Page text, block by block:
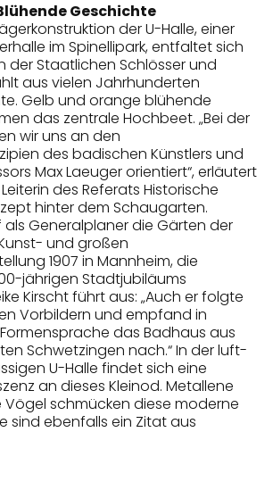
Geschichte
der U-Halle, einer
im Spinellipark, entfaltet sich
der Staatlichen Schlösser und
aus vielen Jahrhunderten
Gelb und orange blühende
das zentrale Hochbeet. „Bei der
wir uns an den
des badischen Künstlers und
Max Laeuger orientiert“, erläutert
Leiterin des Referats Historische
hinter dem Schaugarten.
Generalplaner die Gärten der
und großen
1907 in Mannheim, die
jährigen Stadtjubiläums
Kirscht führt aus: „Auch er folgte
Vorbildern und empfand in
das Badhaus aus
Schwetzingen nach.“ In der luft-
U-Halle findet sich eine
an dieses Kleinod. Metallene
schmücken diese moderne
sind ebenfalls ein Zitat aus